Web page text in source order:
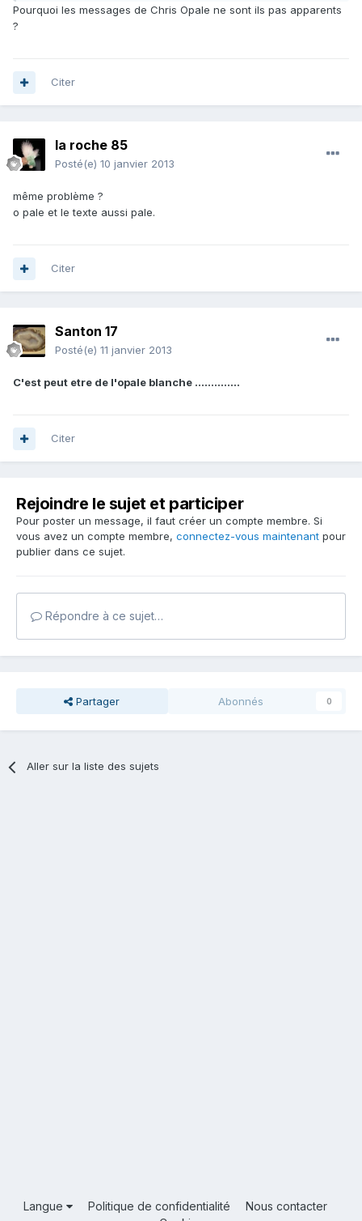
Pourquoi les messages de Chris Opale ne sont ils pas apparents
?
Citer
la roche 85
Posté(e) 10 janvier 2013
même problème ?
o pale et le texte aussi pale.
Citer
Santon 17
Posté(e) 11 janvier 2013
C'est peut etre de l'opale blanche ..............
Citer
Rejoindre le sujet et participer
Pour poster un message, il faut créer un compte membre. Si
vous avez un compte membre, connectez-vous maintenant pour
publier dans ce sujet.
Répondre à ce sujet…
Partager Abonnés 0
Aller sur la liste des sujets
Langue Politique de confidentialité
Nous contacter